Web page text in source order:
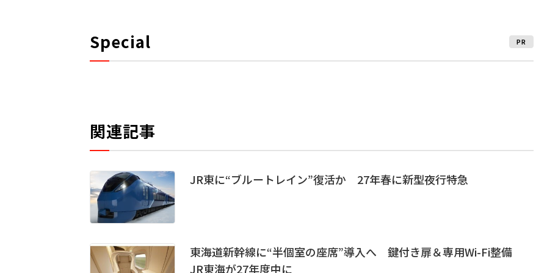
Special PR
関連記事
JR東に“ブルートレイン”復活か 27年春に新型夜行特急
東海道新幹線に“半個室の座席”導入へ 鍵付き扉＆専用Wi-Fi整備
JR東海が27年度中に